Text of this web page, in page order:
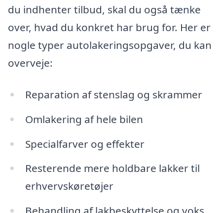
du indhenter tilbud, skal du også tænke
over, hvad du konkret har brug for. Her er
nogle typer autolakeringsopgaver, du kan
overveje:
Reparation af stenslag og skrammer
Omlakering af hele bilen
Specialfarver og effekter
Resterende mere holdbare lakker til
erhvervskøretøjer